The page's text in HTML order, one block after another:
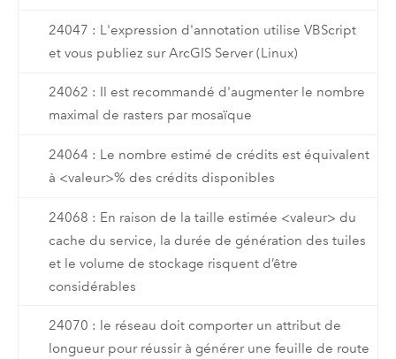
24047 : L'expression d'annotation utilise VBScript
et vous publiez sur ArcGIS Server (Linux)
24062 : Il est recommandé d'augmenter le nombre
maximal de rasters par mosaïque
24064 : Le nombre estimé de crédits est équivalent
à <valeur>% des crédits disponibles
24068 : En raison de la taille estimée <valeur> du
cache du service, la durée de génération des tuiles
et le volume de stockage risquent d’être
considérables
24070 : le réseau doit comporter un attribut de
longueur pour réussir à générer une feuille de route